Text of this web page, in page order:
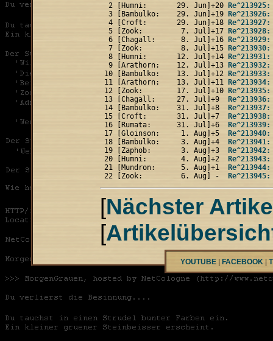
  2 [Humni:       29. Jun]+20
  3 [Bambulko:    29. Jun]+19
  4 [Croft:       29. Jun]+18
  5 [Zook:         7. Jul]+17
  6 [Chagall:      8. Jul]+16
  7 [Zook:         8. Jul]+15
  8 [Humni:       12. Jul]+14
  9 [Arathorn:    12. Jul]+13
10 [Bambulko:    13. Jul]+12
11 [Arathorn:    13. Jul]+11
12 [Zook:        17. Jul]+10
13 [Chagall:     27. Jul]+9
14 [Bambulko:    31. Jul]+8
15 [Croft:       31. Jul]+7
16 [Rumata:      31. Jul]+6
17 [Gloinson:     1. Aug]+5
18 [Bambulko:     3. Aug]+4
19 [Zaphob:       3. Aug]+3
20 [Humni:        4. Aug]+2
21 [Mundron:      5. Aug]+1
22 [Zook:         6. Aug] -
[Nächster
[
YOUTUBE | FACEBOOK |